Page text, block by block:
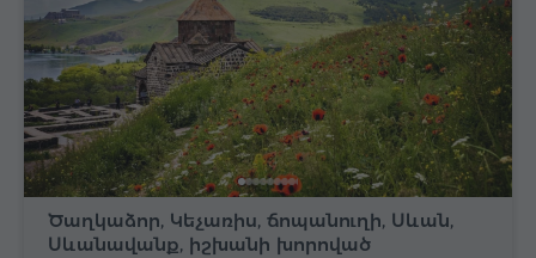
Ծաղկաձոր, Կեչառիս, ճոպանուղի, Սևան,
Սևանավանք, իշխանի խորոված